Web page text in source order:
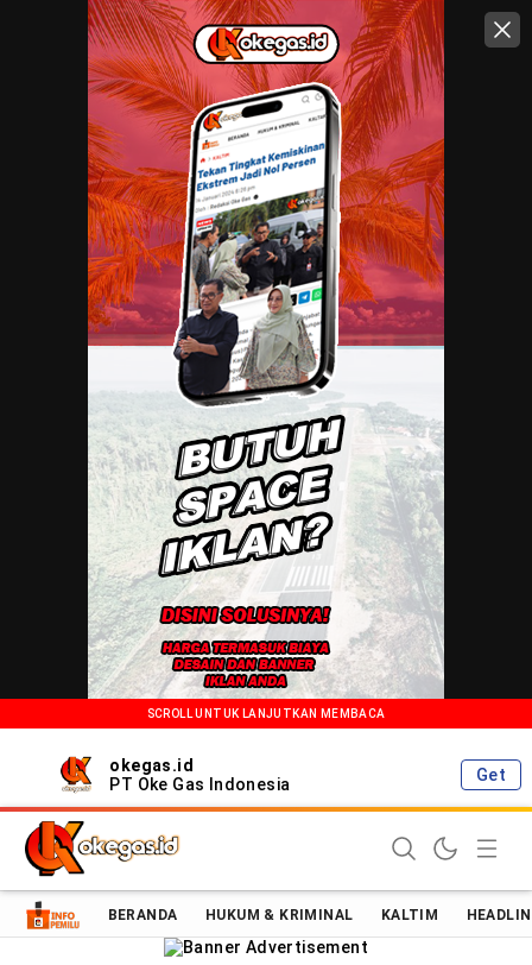
SCROLL UNTUK LANJUTKAN MEMBACA
okegas.id
PT Oke Gas Indonesia
Get
Oke Gas Indonesia | Energi Positif Informasi Terkini!
BERANDA HUKUM & KRIMINAL KALTIM